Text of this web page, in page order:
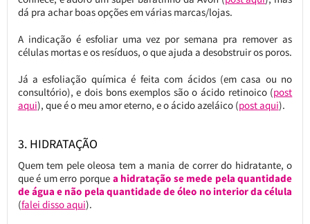
dá pra achar boas opções em várias marcas/lojas.
A indicação é esfoliar uma vez por semana pra remover as
células mortas e os resíduos, o que ajuda a desobstruir os poros.
Já a esfoliação química é feita com ácidos (em casa ou no
consultório), e dois bons exemplos são o ácido retinoico (post
aqui), que é o meu amor eterno, e o ácido azeláico (post aqui).
3. HIDRATAÇÃO
Quem tem pele oleosa tem a mania de correr do hidratante, o
que é um erro porque a hidratação se mede pela quantidade
de água e não pela quantidade de óleo no interior da célula
(falei disso aqui).